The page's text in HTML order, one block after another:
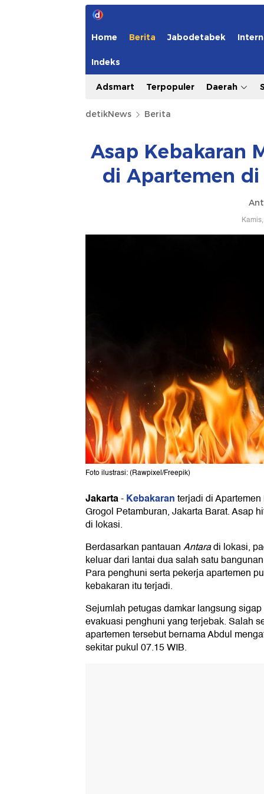
Home Berita Jabodetabek
Indeks
Adsmart Terpopuler Daerah
detikNews Berita
Asap Kebakaran
di Apartemen di
Foto ilustrasi: (Rawpixel/Freepik)
Jakarta-Kebakaranterjadi di
Grogol Petamburan, Jakarta Barat. Asap
di lokasi.
Berdasarkan pantauanAntaradi lokasi,
keluar dari lantai dua salah satu
Para penghuni serta pekerja apartemen
kebakaran itu terjadi.
Sejumlah petugas damkar langsung
evakuasi penghuni yang terjebak. Salah
apartemen tersebut bernama Abdul
sekitar pukul 07.15 WIB.